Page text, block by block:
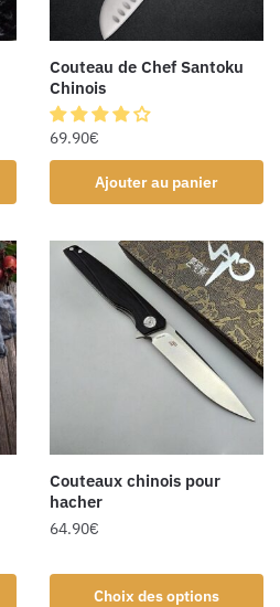
Couteau de Chef Santoku
Chinois
69.90€
Ajouter au panier
Couteaux chinois pour
hacher
64.90€
Choix des options